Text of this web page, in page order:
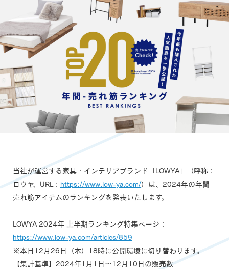
当社が運営する家具・インテリアブランド「LOWYA」（呼称：
ロウヤ、URL： https://www.low-ya.com/）は、2024年の年間
売れ筋アイテムのランキングを発表いたします。
LOWYA 2024年 上半期ランキング特集ページ：
https://www.low-ya.com/articles/859
※本日12月26日（木）18時に公開環境に切り替わります。
【集計基準】2024年1月1日〜12月10日の販売数